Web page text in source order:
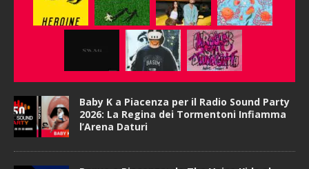
Baby K a Piacenza per il Radio Sound Party
2026: La Regina dei Tormentoni Infiamma
l’Arena Daturi